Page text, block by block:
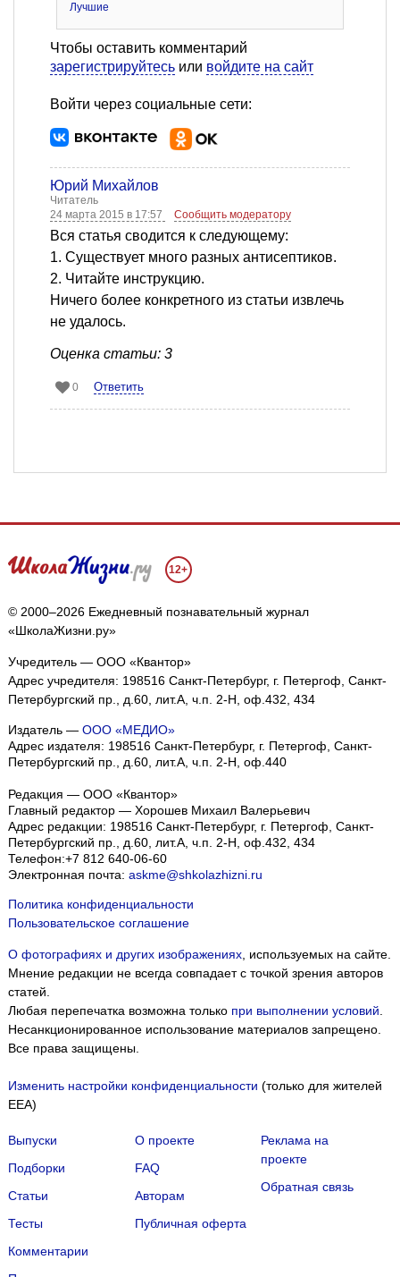
Лучшие
Чтобы оставить комментарий
зарегистрируйтесь или войдите на сайт
Войти через социальные сети:
Юрий Михайлов
Читатель
24 марта 2015 в 17:57
Сообщить модератору
Вся статья сводится к следующему:
1. Существует много разных антисептиков.
2. Читайте инструкцию.
Ничего более конкретного из статьи извлечь
не удалось.
Оценка статьи: 3
0 Ответить
12+
© 2000–2026 Ежедневный познавательный журнал
«ШколаЖизни.ру»
Учредитель — ООО «Квантор»
Адрес учредителя: 198516 Санкт-Петербург, г. Петергоф, Санкт-
Петербургский пр., д.60, лит.А, ч.п. 2-Н, оф.432, 434
Издатель — ООО «МЕДИО»
Адрес издателя: 198516 Санкт-Петербург, г. Петергоф, Санкт-
Петербургский пр., д.60, лит.А, ч.п. 2-Н, оф.440
Редакция — ООО «Квантор»
Главный редактор — Хорошев Михаил Валерьевич
Адрес редакции: 198516 Санкт-Петербург, г. Петергоф Санкт-
Петербургский пр., д.60, лит.А, ч.п. 2-Н, оф.432, 434
Телефон:+7 812 640-06-60
Электронная почта: askme@shkolazhizni.ru
Политика конфиденциальности
Пользовательское соглашение
О фотографиях и других изображениях, используемых на сайте.
Мнение редакции не всегда совпадает с точкой зрения авторов
статей.
Любая перепечатка возможна только при выполнении условий
Несанкционированное использование материалов запрещено.
Все права защищены.
Изменить настройки конфиденциальности (только для жителей
EEA)
Выпуски
Подборки
Статьи
Тесты
Комментарии
О проекте
FAQ
Авторам
Публичная оферта
Реклама на
проекте
Обратная связь